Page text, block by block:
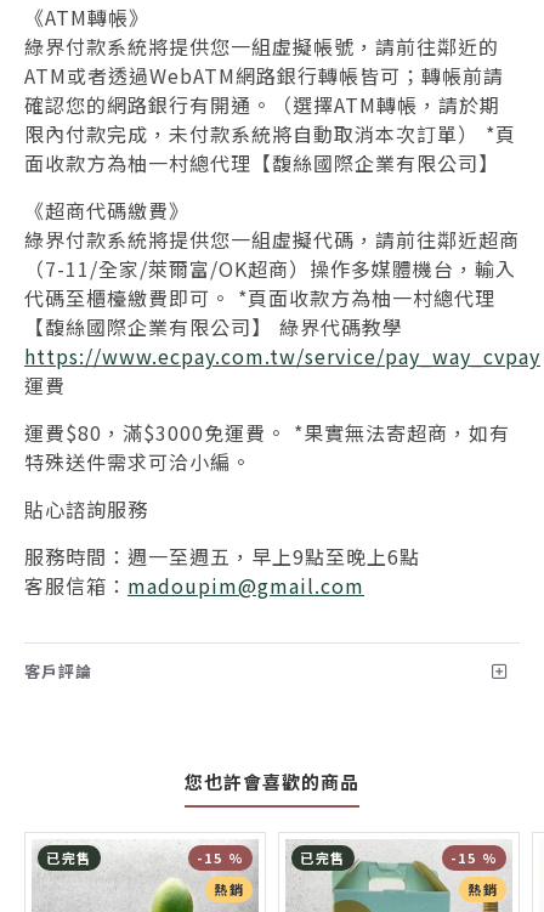
《ATM轉帳》
綠界付款系統將提供您一組虛擬帳號，請前往鄰近的
ATM或者透過WebATM網路銀行轉帳皆可；轉帳前請
確認您的網路銀行有開通。（選擇ATM轉帳，請於期
限內付款完成，未付款系統將自動取消本次訂單） *頁
面收款方為柚一村總代理【馥絲國際企業有限公司】
《超商代碼繳費》
綠界付款系統將提供您一組虛擬代碼，請前往鄰近超商
（7-11/全家/萊爾富/OK超商）操作多媒體機台，輸入
代碼至櫃檯繳費即可。 *頁面收款方為柚一村總代理
【馥絲國際企業有限公司】 綠界代碼教學
https://www.ecpay.com.tw/service/pay_way_cvpay
運費
運費$80，滿$3000免運費。 *果實無法寄超商，如有
特殊送件需求可洽小編。
貼心諮詢服務
服務時間：週一至週五，早上9點至晚上6點
客服信箱： madoupim@gmail.com
客戶評論
您也許會喜歡的商品
熱銷
-15 %
已完售
熱銷
-15 %
已完售